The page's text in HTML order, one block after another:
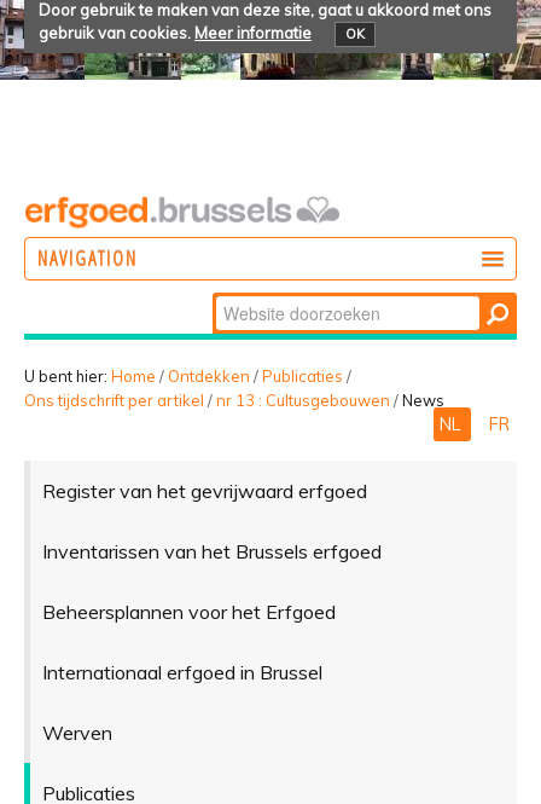
Door gebruik te maken van deze site, gaat u akkoord met ons
gebruik van cookies. Meer informatie OK
NAVIGATION
BELEVEN
Zoek
Geavanceerd
zoeken...
U bent hier: Home / Ontdekken /Publicaties /
Ons tijdschrift per artikel /nr 13 : Cultusgebouwen /News
NL FR
Register van het gevrijwaard erfgoed
Inventarissen van het Brussels erfgoed
Beheersplannen voor het Erfgoed
Internationaal erfgoed in Brussel
Werven
Publicaties